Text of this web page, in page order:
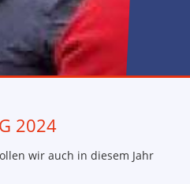
2024
wir auch in diesem Jahr